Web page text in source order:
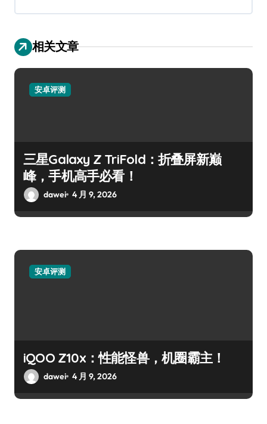
相关文章
安卓评测
三星Galaxy Z TriFold：折叠屏新巅
峰，手机高手必看！
dawei 4 月 9, 2026
安卓评测
iQOO Z10x：性能怪兽，机圈霸主！
dawei 4 月 9, 2026